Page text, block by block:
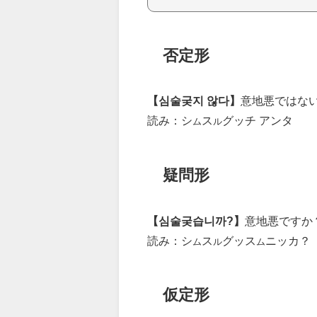
否定形
【심술궂지 않다】 意地悪ではな
読み：シ ム ス ルグッチ アンタ
疑問形
【심술궂습니까?】 意地悪ですか
読み：シ ム ス ルグッス ム ニッカ？
仮定形